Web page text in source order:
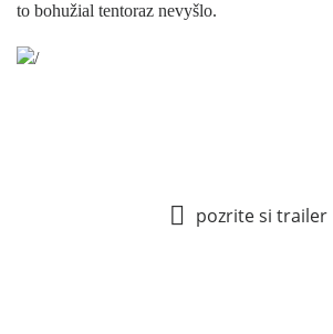
to bohužial tentoraz nevyšlo.
pozrite si trailer